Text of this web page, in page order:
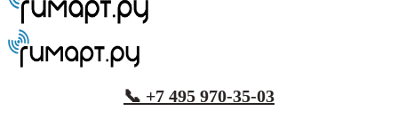
📞 +7 495 970-35-03